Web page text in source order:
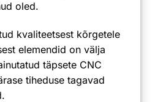
oled.
kvaliteetsest kõrgetele
elemendid on välja
täpsete CNC
tiheduse tagavad